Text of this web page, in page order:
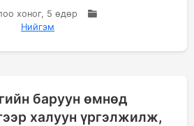
хоног, 5 өдөр
Нийгэм
баруун өмнөд
халуун үргэлжилж,